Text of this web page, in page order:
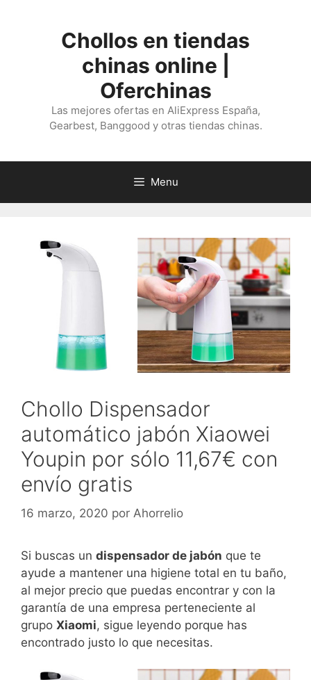
Chollos en tiendas
chinas online |
Oferchinas
Las mejores ofertas en AliExpress España,
Gearbest, Banggood y otras tiendas chinas.
Menu
Chollo Dispensador
automático jabón Xiaowei
Youpin por sólo 11,67€ con
envío gratis
16 marzo, 2020 por Ahorrelio
Si buscas un dispensador de jabón que te
ayude a mantener una higiene total en tu baño,
al mejor precio que puedas encontrar y con la
garantía de una empresa perteneciente al
grupo Xiaomi, sigue leyendo porque has
encontrado justo lo que necesitas.